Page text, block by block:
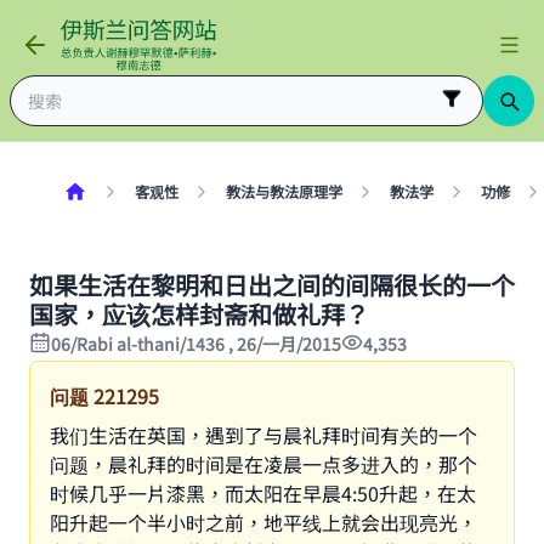
客观性 教法与教法原理学 教法学 功修
如果生活在黎明和日出之间的间隔很长的一个
国家，应该怎样封斋和做礼拜？
06/Rabi al-thani/1436 , 26/一月/2015 4,353
问题221295
我们生活在英国，遇到了与晨礼拜时间有关的一个
问题，晨礼拜的时间是在凌晨一点多进入的，那个
时候几乎一片漆黑，而太阳在早晨4:50升起，在太
阳升起一个半小时之前，地平线上就会出现亮光，